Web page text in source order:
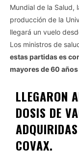
Mundial de la Salud,
producción de la
llegará un vuelo
Los ministros de
estas partidas es
mayores de 60
LLEGARON
DOSIS DE
COVAX.